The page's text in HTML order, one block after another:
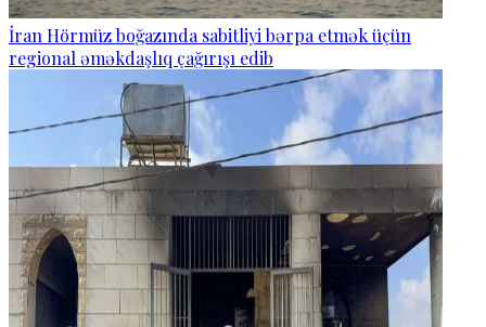
İran Hörmüz boğazında sabitliyi bərpa etmək üçün
regional əməkdaşlıq çağırışı edib